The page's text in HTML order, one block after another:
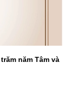
năm Tâm và